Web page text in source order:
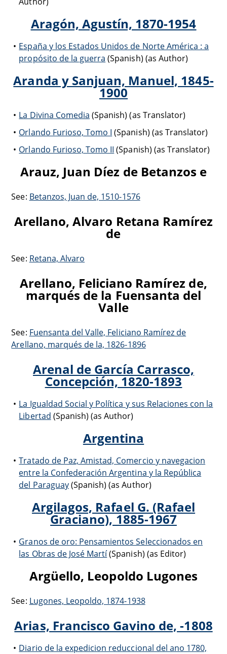
Aragón, Agustín, 1870-1954
España y los Estados Unidos de Norte América : a
propósito de la guerra (Spanish) (as Author)
Aranda y Sanjuan, Manuel, 1845-
1900
La Divina Comedia (Spanish) (as Translator)
Orlando Furioso, Tomo I (Spanish) (as Translator)
Orlando Furioso, Tomo II (Spanish) (as Translator)
Arauz, Juan Díez de Betanzos e
See: Betanzos, Juan de, 1510-1576
Arellano, Alvaro Retana Ramírez
de
See: Retana, Alvaro
Arellano, Feliciano Ramírez de,
marqués de la Fuensanta del
Valle
See: Fuensanta del Valle, Feliciano Ramírez de
Arellano, marqués de la, 1826-1896
Arenal de García Carrasco,
Concepción, 1820-1893
La Igualdad Social y Política y sus Relaciones con la
Libertad (Spanish) (as Author)
Argentina
Tratado de Paz, Amistad, Comercio y navegacion
entre la Confederación Argentina y la República
del Paraguay(Spanish) (as Author)
Argilagos, Rafael G. (Rafael
Graciano), 1885-1967
Granos de oro: Pensamientos Seleccionados en
las Obras de José Martí(Spanish) (as Editor)
Argüello, Leopoldo Lugones
See: Lugones, Leopoldo, 1874-1938
Arias, Francisco Gavino de, -1808
Diario de la expedicion reduccional del ano 1780,